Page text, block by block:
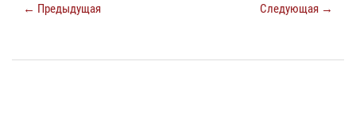
← Предыдущая Следующая →